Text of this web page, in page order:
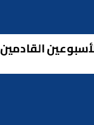
القادمين